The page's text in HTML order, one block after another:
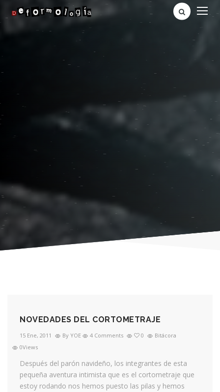
NOVEDADES DEL CORTOMETRAJE
15 Ene, 2011 By YOE 4 Comments 0
Bitácora
0Views
Después del parón navideño, los integrantes de esta
pequeña aventura intimista que es el cortometraje que
estoy rodando nos hemos puesto las pilas y hemos